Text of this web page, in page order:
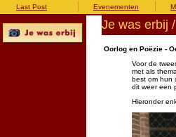
Last Post Evenementen
Je was erbij
Oorlog en Poëzie -
Voor de
met als
best om hun
dit weer een
Hieronder